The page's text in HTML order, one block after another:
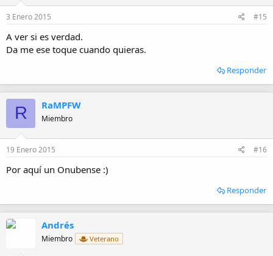
3 Enero 2015 #15
A ver si es verdad.
Da me ese toque cuando quieras.
Responder
R RaMPFW
Miembro
19 Enero 2015 #16
Por aquí un Onubense :)
Responder
Andrés
Miembro Veterano